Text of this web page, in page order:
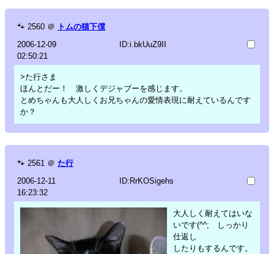
🐾 2560 ＠ トムの猫下僕
2006-12-09
02:50:21
ID:i.bkUuZ9II
>た行さま
ほんとだー！ 激しくデジャブーを感じます。
とめちゃんも大人しくお兄ちゃんの愛情表現に耐えているんです
か？
🐾 2561 ＠ た行
2006-12-11
16:23:32
ID:RrKOSigehs
大人しく耐えてはいな
いです(^^; しっかり
仕返し
したりもするんです。